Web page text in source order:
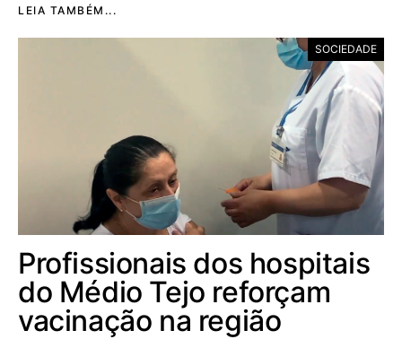
LEIA TAMBÉM...
SOCIEDADE
Profissionais dos hospitais
do Médio Tejo reforçam
vacinação na região